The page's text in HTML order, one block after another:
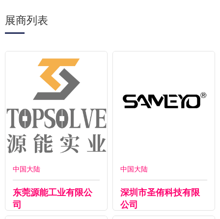
展商列表
中国大陆
东莞源能工业有限公
司
中国大陆
深圳市圣侑科技有限
公司